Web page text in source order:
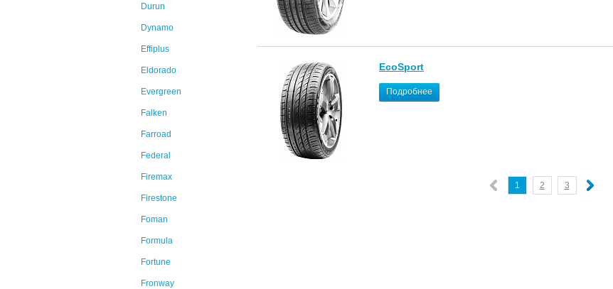
Durun
Dynamo
Effiplus
Eldorado
Evergreen
Falken
Farroad
Federal
Firemax
Firestone
Foman
Formula
Fortune
Fronway
EcoSport
Подробнее
1 2 3